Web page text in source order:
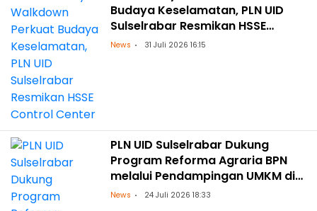
Budaya Keselamatan, PLN UID
Sulselrabar Resmikan HSSE
Control Center
News 31 Juli 2026 16:15
PLN UID Sulselrabar Dukung
Program Reforma Agraria BPN
melalui Pendampingan UMKM di
Majene
News 24 Juli 2026 18:33